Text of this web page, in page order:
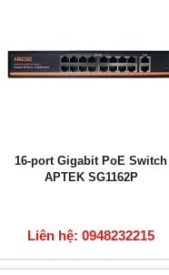
16-port Gigabit PoE Switch
APTEK SG1162P
Liên hệ: 0948232215